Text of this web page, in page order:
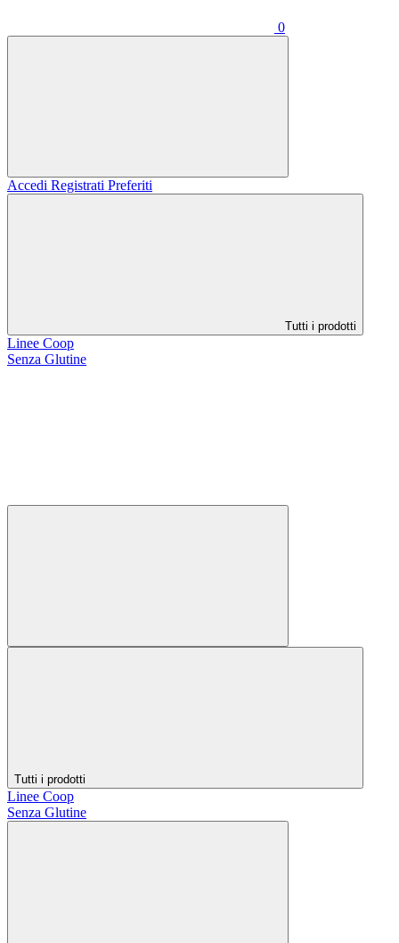
0
Accedi Registrati Preferiti
Tutti i prodotti
Linee Coop
Senza Glutine
Tutti i prodotti
Linee Coop
Senza Glutine